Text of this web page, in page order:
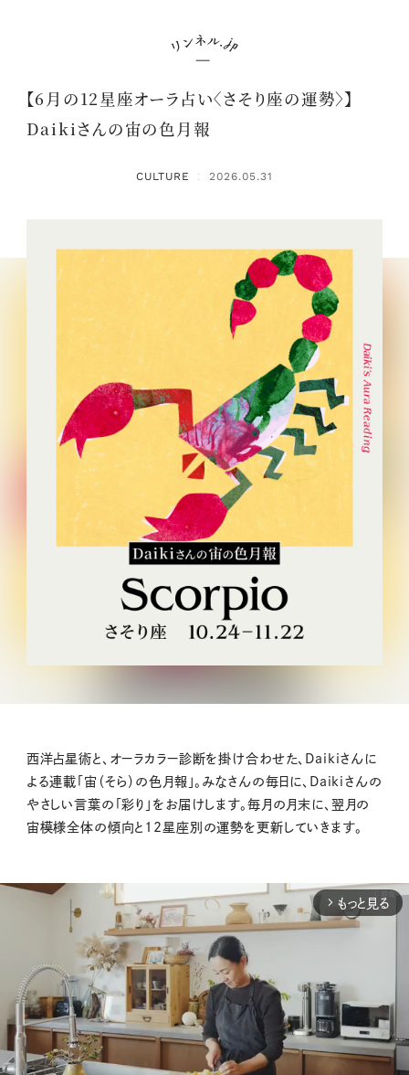
【6月の12星座オーラ占い〈さそり座の運勢〉】
Daikiさんの宙の色月報
CULTURE ： 2026.05.31
西洋占星術と、オーラカラー診断を掛け合わせた、Daikiさんに
よる連載「宙（そら）の色月報」。みなさんの毎日に、Daikiさんの
やさしい言葉の「彩り」をお届けします。毎月の月末に、翌月の
宙模様全体の傾向と12星座別の運勢を更新していきます。
arrow_forward_ios もっと見る